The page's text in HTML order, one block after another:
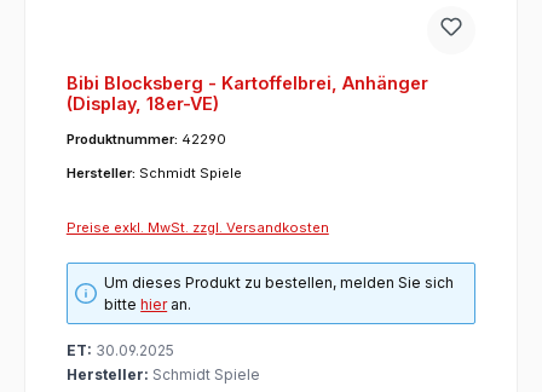
Bibi Blocksberg - Kartoffelbrei, Anhänger
(Display, 18er-VE)
Produktnummer: 42290
Hersteller: Schmidt Spiele
Preise exkl. MwSt. zzgl. Versandkosten
Um dieses Produkt zu bestellen, melden Sie sich
bittehieran.
ET: 30.09.2025
Hersteller: Schmidt Spiele